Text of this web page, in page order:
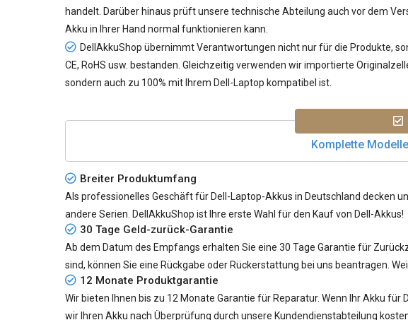
handelt. Darüber hinaus prüft unsere technische Abteilung auch vor dem
Akku in Ihrer Hand normal funktionieren kann.
DellAkkuShop übernimmt Verantwortungen nicht nur für die Produkte,
CE, RoHS usw. bestanden. Gleichzeitig verwenden wir importierte
sondern auch zu 100% mit Ihrem Dell-Laptop kompatibel ist.
Komplette
Breiter Produktumfang
Als professionelles Geschäft für Dell-Laptop-Akkus in Deutschland decken
andere Serien. DellAkkuShop ist Ihre erste Wahl für den Kauf von Dell-Akkus!
30 Tage Geld-zurück-Garantie
Ab dem Datum des Empfangs erhalten Sie eine 30 Tage Garantie für
sind, können Sie eine Rückgabe oder Rückerstattung bei uns beantragen.
12 Monate Produktgarantie
Wir bieten Ihnen bis zu 12 Monate Garantie für Reparatur. Wenn IhrAkku für
wir Ihren Akku nach Überprüfung durch unsere Kundendienstabteilung